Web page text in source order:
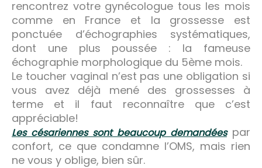
rencontrez votre gynécologue tous les mois
comme en France et la grossesse est
ponctuée d’échographies systématiques,
dont une plus poussée : la fameuse
échographie morphologique du 5ème mois.
Le toucher vaginal n’est pas une obligation si
vous avez déjà mené des grossesses à
terme et il faut reconnaître que c’est
appréciable!
Les césariennes sont beaucoup demandéespar
confort, ce que condamne l’OMS, mais rien
ne vous y oblige, bien sûr.